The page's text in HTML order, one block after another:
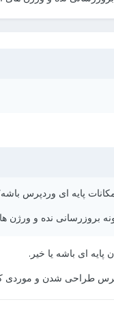
پایه ای وردپرس
بروزرسانی نده و ورژن
ای باشه یا خیر.
طراحی شدن و